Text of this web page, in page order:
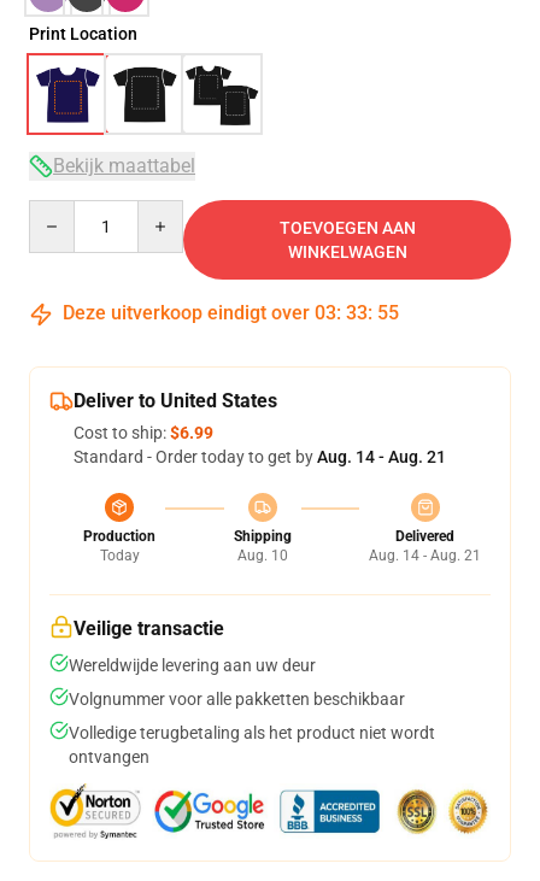
Print Location
Bekijk maattabel
TOEVOEGEN AAN
WINKELWAGEN
Deze uitverkoop eindigt over 03: 33: 54
Deliver to United States
Cost to ship:$6.99
Standard - Order today to get byAug. 14 - Aug. 21
Production
Today
Shipping
Aug. 10
Delivered
Aug. 14 - Aug. 21
Veilige transactie
Wereldwijde levering aan uw deur
Volgnummer voor alle pakketten beschikbaar
Volledige terugbetaling als het product niet wordt
ontvangen